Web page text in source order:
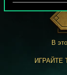
В
ИГРАЙТЕ